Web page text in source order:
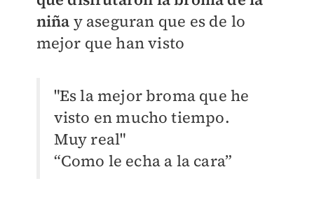
niña y aseguran que es de lo
mejor que han visto
"Es la mejor broma que he
visto en mucho tiempo.
Muy real"
“Como le echa a la cara”